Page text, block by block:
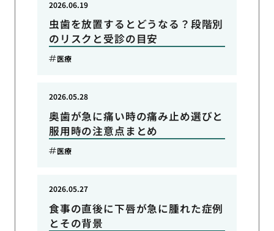
虫歯を放置するとどうなる？段階別
のリスクと受診の目安
2026.06.19
医療
奥歯が急に痛い時の痛み止め選びと
服用時の注意点まとめ
2026.05.28
医療
食事の直後に下唇が急に腫れた症例
とその背景
2026.05.27